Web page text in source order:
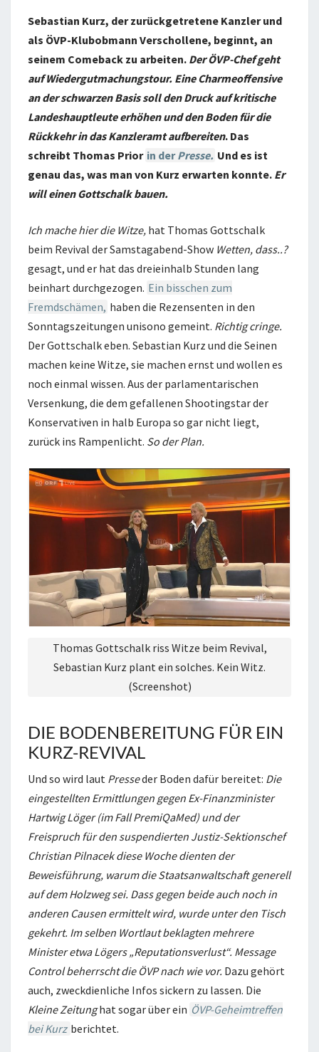
Sebastian Kurz, der zurückgetretene Kanzler und
als ÖVP-Klubobmann Verschollene, beginnt, an
seinem Comeback zu arbeiten. Der ÖVP-Chef geht
auf Wiedergutmachungstour. Eine Charmeoffensive
an der schwarzen Basis soll den Druck auf kritische
Landeshauptleute erhöhen und den Boden für die
Rückkehr in das Kanzleramt aufbereiten. Das
schreibt Thomas Prior in derPresse. Und es ist
genau das, was man von Kurz erwarten konnte. Er
will einen Gottschalk bauen.
Ich mache hier die Witze, hat Thomas Gottschalk
beim Revival der Samstagabend-Show Wetten, dass..?
gesagt, und er hat das dreieinhalb Stunden lang
beinhart durchgezogen. Ein bisschen zum
Fremdschämen, haben die Rezensenten in den
Sonntagszeitungen unisono gemeint. Richtig cringe.
Der Gottschalk eben. Sebastian Kurz und die Seinen
machen keine Witze, sie machen ernst und wollen es
noch einmal wissen. Aus der parlamentarischen
Versenkung, die dem gefallenen Shootingstar der
Konservativen in halb Europa so gar nicht liegt,
zurück ins Rampenlicht. So der Plan.
Thomas Gottschalk riss Witze beim Revival,
Sebastian Kurz plant ein solches. Kein Witz.
(Screenshot)
DIE BODENBEREITUNG FÜR EIN
KURZ-REVIVAL
Und so wird laut Presseder Boden dafür bereitet: Die
eingestellten Ermittlungen gegen Ex-Finanzminister
Hartwig Löger (im Fall PremiQaMed) und der
Freispruch für den suspendierten Justiz-Sektionschef
Christian Pilnacek diese Woche dienten der
Beweisführung, warum die Staatsanwaltschaft generell
auf dem Holzweg sei. Dass gegen beide auch noch in
anderen Causen ermittelt wird, wurde unter den Tisch
gekehrt. Im selben Wortlaut beklagten mehrere
Minister etwa Lögers „Reputationsverlust“. Message
Control beherrscht die ÖVP nach wie vor. Dazu gehört
auch, zweckdienliche Infos sickern zu lassen. Die
Kleine Zeitunghat sogar über ein ÖVP-Geheimtreffen
bei Kurz berichtet.